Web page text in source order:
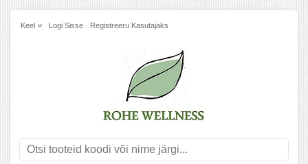
Keel Logi Sisse Registreeru Kasutajaks